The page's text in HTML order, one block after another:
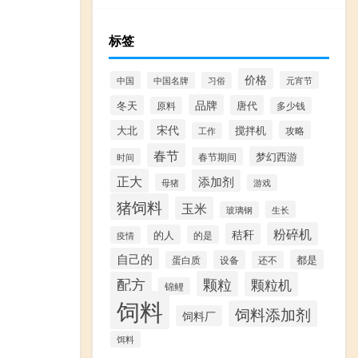
标签
中国 中国名牌 习俗 价格 元宵节
冬天 原料 品牌 唐代 多少钱
大北 宋代 工作 搅拌机 攻略
时间 春节 春节期间 梦幻西游
正大 母猪 添加剂 游戏
猪饲料 玉米 玻璃钢
生长
疫情
的人 的是 秸秆 粉碎机
自己的 蛋白质 设备 还不 都是
配方 锦鲤 颗粒 颗粒机
饲料 饲料厂 饲料添加剂
饵料